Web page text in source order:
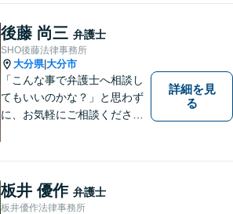
後藤 尚三 弁護士
SHO後藤法律事務所
大分県|大分市
「こんな事で弁護士へ相談し
てもいいのかな？」と思わず
に、お気軽にご相談くださ
詳細を見
る
板井 優作 弁護士
板井優作法律事務所